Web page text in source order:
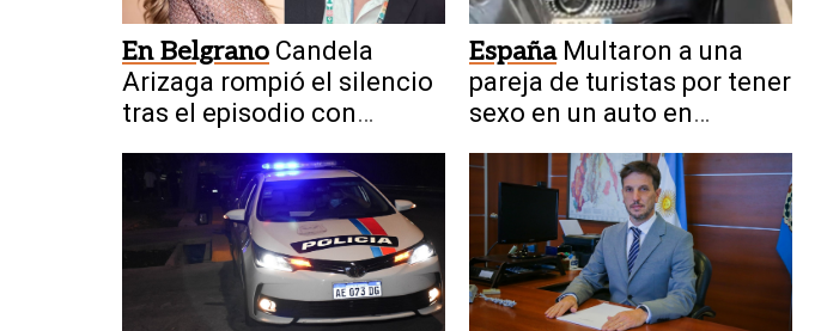
En Belgrano Candela
Arizaga rompió el silencio
tras el episodio con
España Multaron a una
pareja de turistas por tener
sexo en un auto en